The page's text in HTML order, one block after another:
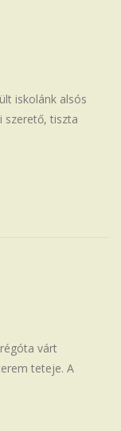
iskolánk alsós
szerető, tiszta
várt
teteje. A